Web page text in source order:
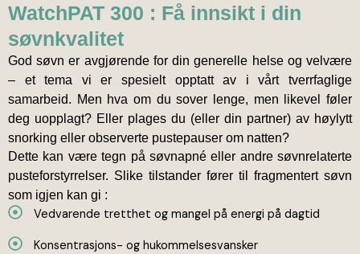
WatchPAT 300 : Få innsikt i din
søvnkvalitet
God søvn er avgjørende for din generelle helse og velvære
– et tema vi er spesielt opptatt av i vårt tverrfaglige
samarbeid. Men hva om du sover lenge, men likevel føler
deg uopplagt? Eller plages du (eller din partner) av høylytt
snorking eller observerte pustepauser om natten?
Dette kan være tegn på søvnapné eller andre søvnrelaterte
pusteforstyrrelser. Slike tilstander fører til fragmentert søvn
som igjen kan gi :
Vedvarende tretthet og mangel på energi på dagtid
Konsentrasjons- og hukommelsesvansker